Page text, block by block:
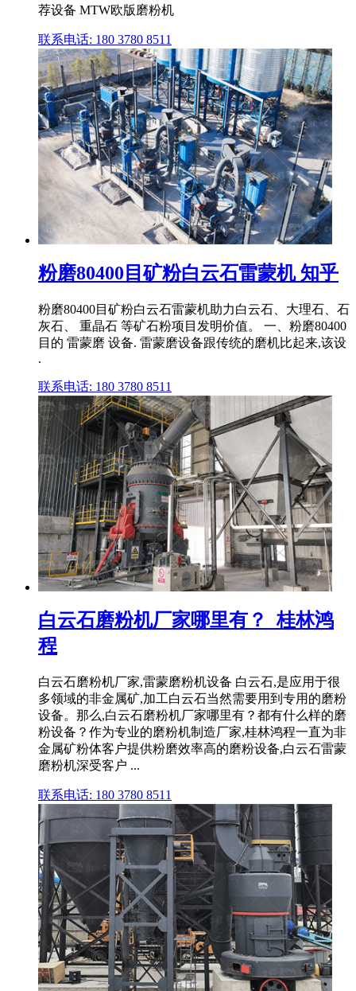
荐设备 MTW欧版磨粉机
联系电话: 180 3780 8511
粉磨80400目矿粉白云石雷蒙机 知乎
粉磨80400目矿粉白云石雷蒙机助力白云石、大理石、石
灰石、 重晶石 等矿石粉项目发明价值。 一、粉磨80400
目的 雷蒙磨 设备. 雷蒙磨设备跟传统的磨机比起来,该设
.
联系电话: 180 3780 8511
白云石磨粉机厂家哪里有？_桂林鸿
程
白云石磨粉机厂家,雷蒙磨粉机设备 白云石,是应用于很
多领域的非金属矿,加工白云石当然需要用到专用的磨粉
设备。那么,白云石磨粉机厂家哪里有？都有什么样的磨
粉设备？作为专业的磨粉机制造厂家,桂林鸿程一直为非
金属矿粉体客户提供粉磨效率高的磨粉设备,白云石雷蒙
磨粉机深受客户 ...
联系电话: 180 3780 8511